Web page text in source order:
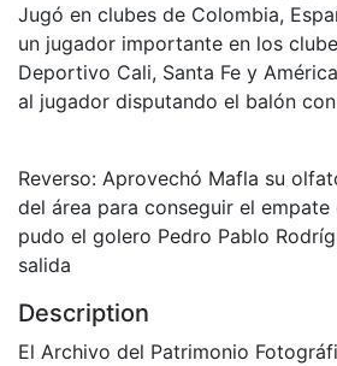
Jugó en clubes de Colombia,
un jugador importante en los
Deportivo Cali, Santa Fe y
al jugador disputando el balón
Reverso: Aprovechó Mafla su
del área para conseguir el
pudo el golero Pedro Pablo
salida
Description
El Archivo del Patrimonio